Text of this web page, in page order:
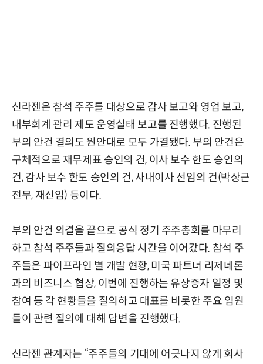
신라젠은 참석 주주를 대상으로 감사 보고와 영업 보고,
내부회계 관리 제도 운영실태 보고를 진행했다. 진행된
부의 안건 결의도 원안대로 모두 가결됐다. 부의 안건은
구체적으로 재무제표 승인의 건, 이사 보수 한도 승인의
건, 감사 보수 한도 승인의 건, 사내이사 선임의 건(박상근
전무, 재신임) 등이다.
부의 안건 의결을 끝으로 공식 정기 주주총회를 마무리
하고 참석 주주들과 질의응답 시간을 이어갔다. 참석 주
주들은 파이프라인 별 개발 현황, 미국 파트너 리제네론
과의 비즈니스 협상, 이번에 진행하는 유상증자 일정 및
참여 등 각 현황들을 질의하고 대표를 비롯한 주요 임원
들이 관련 질의에 대해 답변을 진행했다.
신라젠 관계자는 “주주들의 기대에 어긋나지 않게 회사